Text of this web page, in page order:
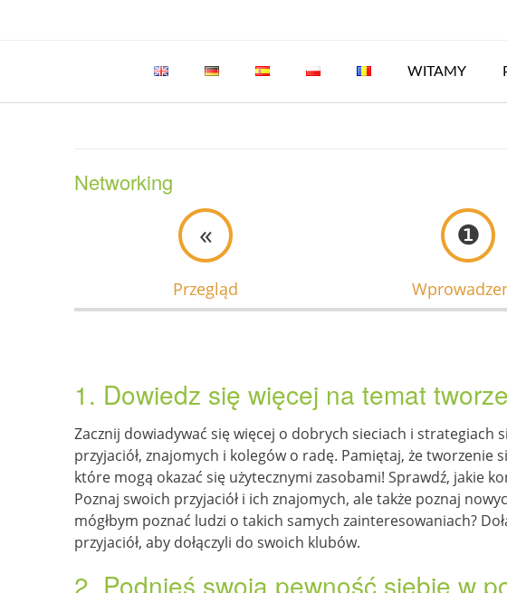
WITAMY
Networking
«
Przegląd
❶
1. Dowiedz się więcej na temat
Zacznij dowiadywać się więcej o dobrych sieciach i
przyjaciół, znajomych i kolegów o radę. Pamiętaj, że
które mogą okazać się użytecznymi zasobami! Sprawdź, jakie
Poznaj swoich przyjaciół i ich znajomych, ale także poznaj
mógłbym poznać ludzi o takich samych zainteresowaniach?
przyjaciół, aby dołączyli do swoich klubów.
2. Podnieś swoją pewność siebie w